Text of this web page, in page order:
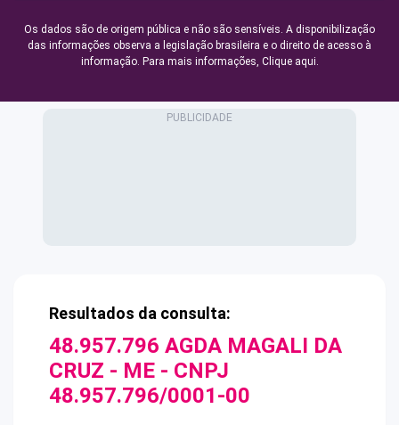
Os dados são de origem pública e não são sensíveis. A disponibilização
das informações observa a legislação brasileira e o direito de acesso à
informação. Para mais informações, Clique aqui.
Resultados da consulta:
48.957.796 AGDA MAGALI DA
CRUZ - ME - CNPJ
48.957.796/0001-00